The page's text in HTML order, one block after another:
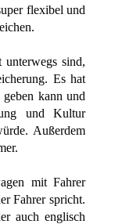
flexibel und
sind,
Es hat
kann und
und Kultur
Außerdem
mit Fahrer
Fahrer spricht.
auch englisch